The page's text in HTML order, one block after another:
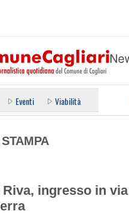
Eventi Viabilità
ingresso in